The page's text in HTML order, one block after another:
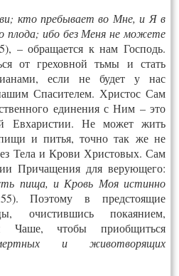
кто пребывает во Мне, и Я в
плода; ибо без Меня не можете
– обращается к нам Господь.
от греховной тьмы и стать
если не будет у нас
Спасителем. Христос Сам
единения с Ним – это
Евхаристии. Не может жить
и питья, точно так же не
Тела и Крови Христовых. Сам
Причащения для верующего:
пища, и Кровь Моя истинно
Поэтому в предстоящие
очистившись покаянием,
Чаше, чтобы приобщиться
и животворящих